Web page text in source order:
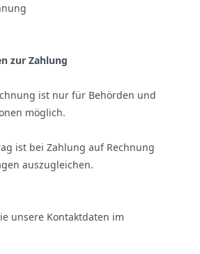
zur Zahlung
ist nur für Behörden und
möglich.
ist bei Zahlung auf Rechnung
auszugleichen.
unsere Kontaktdaten im